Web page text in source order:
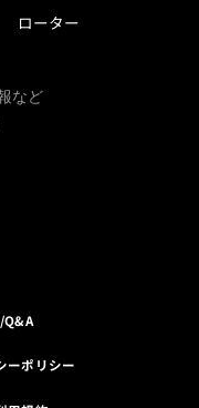
ローター
など
Q&A
ーポリシー